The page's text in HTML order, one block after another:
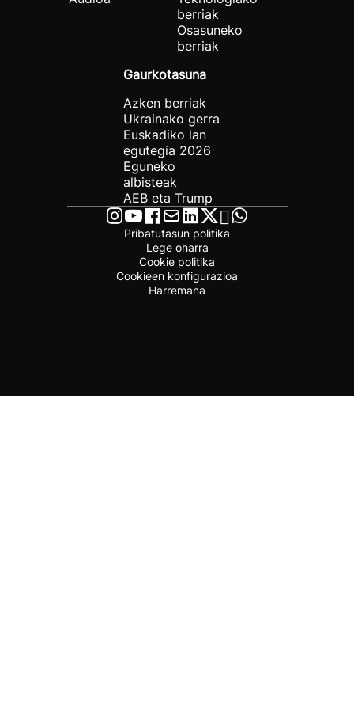
berriak
Osasuneko
berriak
Gaurkotasuna
Azken berriak
Ukrainako gerra
Euskadiko lan
egutegia 2026
Eguneko
albisteak
AEB eta Trump
Pribatutasun politika
Lege oharra
Cookie politika
Cookieen konfigurazioa
Harremana